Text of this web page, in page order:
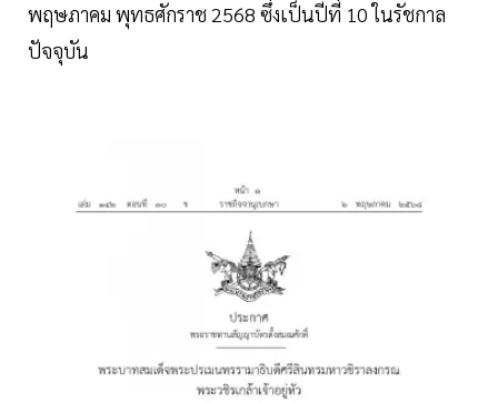
พฤษภาคม พุทธศักราช 2568 ซึ่งเป็นปีที่ 10 ในรัชกาล
ปัจจุบัน